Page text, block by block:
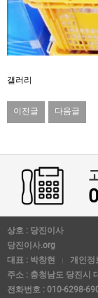
갤러리
이전글 다음글
상호 : 당진이사
당진이사.org
대표 : 박창현
개인정
주소 : 충청남도 당진시
전화번호 : 010-6298-